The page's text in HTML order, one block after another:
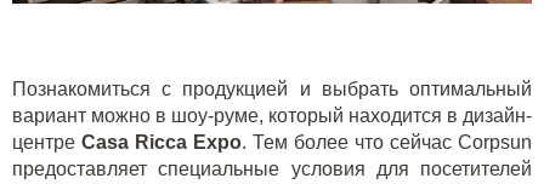
Познакомиться с продукцией и выбрать оптимальный
вариант можно в шоу-руме, который находится в дизайн-
центре Casa Ricca Expo. Тем более что сейчас Corpsun
предоставляет специальные условия для посетителей